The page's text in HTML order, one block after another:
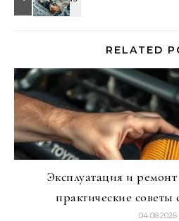
RELATED
Эксплуатация и
практические
04.08.2026